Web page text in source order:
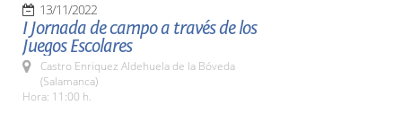
13/11/2022
I Jornada de campo a través de los
Juegos Escolares
Castro Enriquez Aldehuela de la Bóveda
(Salamanca)
Hora: 11:00 h.